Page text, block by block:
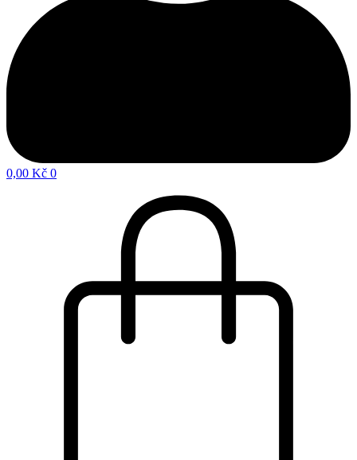
0,00 Kč 0